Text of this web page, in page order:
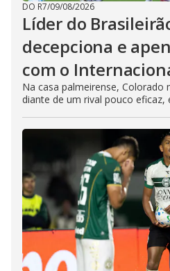
DO R7/09/08/2026
Líder do
decepciona e
com o
Na casa palmeirense, Colorado
diante de um rival pouco eficaz,